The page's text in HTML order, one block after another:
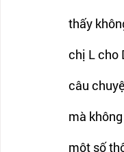
thấy
chị L cho
câu
mà
một số